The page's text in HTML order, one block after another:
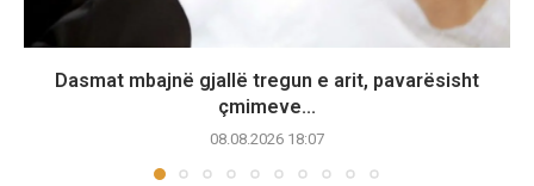
Dasmat mbajnë gjallë tregun e arit, pavarësisht
çmimeve...
08.08.2026 18:07